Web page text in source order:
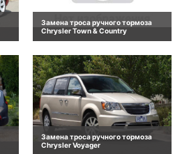
Замена троса ручного тормоза
Chrysler Town & Country
Замена троса ручного тормоза
Chrysler Voyager